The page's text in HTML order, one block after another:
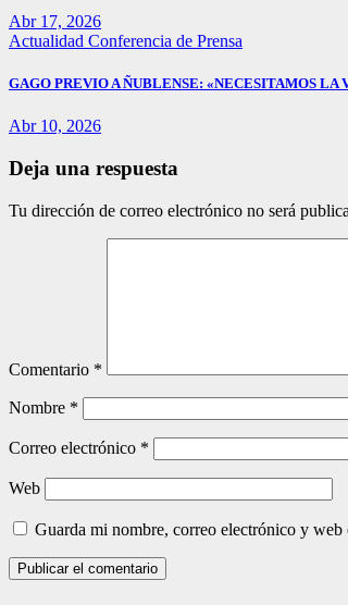
Abr 17, 2026
Actualidad Conferencia de Prensa
GAGO PREVIO A ÑUBLENSE: «NECESITAMOS LA
Abr 10, 2026
Deja una respuesta
Tu dirección de correo electrónico no será
Comentario *
Nombre *
Correo electrónico *
Web
Guarda mi nombre, correo electrónico y web